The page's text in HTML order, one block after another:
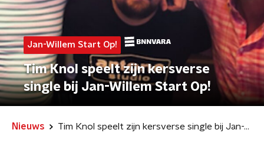
Jan-Willem Start Op!
Tim Knol speelt zijn kersverse
single bij Jan-Willem Start Op!
Nieuws Tim Knol speelt zijn kersverse single bij Jan-Willem Start Op!